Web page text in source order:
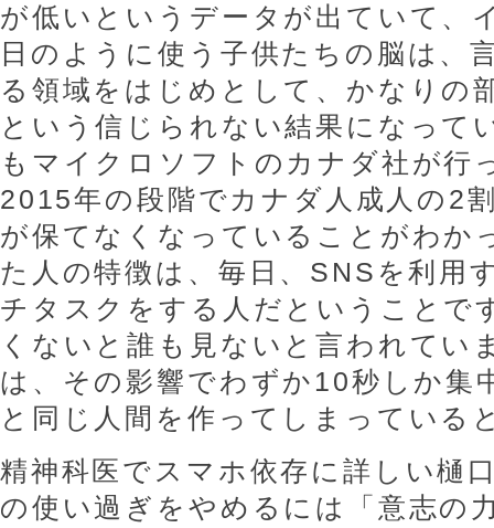
が低いというデータが出ていて、
日のように使う子供たちの脳は、
る領域をはじめとして、かなりの
という信じられない結果になって
もマイクロソフトのカナダ社が行
2015年の段階でカナダ人成人の2
が保てなくなっていることがわか
た人の特徴は、毎日、SNSを利用
チタスクをする人だということで
くないと誰も見ないと言われてい
は、その影響でわずか10秒しか集
と同じ人間を作ってしまっている
精神科医でスマホ依存に詳しい樋
の使い過ぎをやめるには「意志の